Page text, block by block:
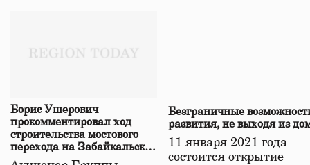
Борис Ушерович
прокомментировал ход
строительства мостового
перехода на Забайкальской
железной дороге
Безграничные
развития, не выходя из
11 января 2021 года
состоится открытие